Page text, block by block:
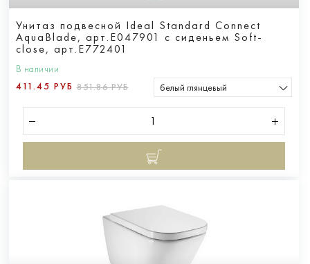
Унитаз подвесной Ideal Standard Connect
AquaBlade, арт.E047901 с сиденьем Soft-
close, арт.E772401
В наличии
411.45 РУБ851.86 РУБ белый глянцевый